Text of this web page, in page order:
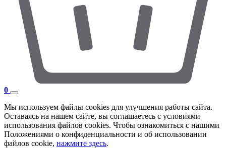
0
Мы используем файлы cookies для улучшения работы сайта.
Оставаясь на нашем сайте, вы соглашаетесь с условиями
использования файлов cookies. Чтобы ознакомиться с нашими
Положениями о конфиденциальности и об использовании
файлов cookie, нажмите здесь.